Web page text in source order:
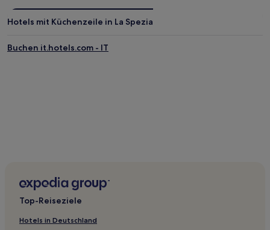
Haustierfreundliche in Montebello di Mezzo
Le Grazie Hotels
Hotels mit Parkplatz in La Foce
Hotels mit inbegriffenem Frühstück in Ameglia
Hotels mit Küchenzeile in La Spezia
Buchen it.hotels.com - IT
Top-Reiseziele
Hotels in Deutschland